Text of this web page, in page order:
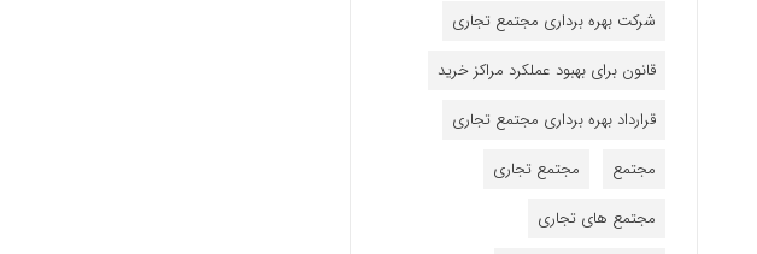
شرکت بهره برداری مجتمع تجاری
قانون برای بهبود عملکرد مراکز خرید
قرارداد بهره برداری مجتمع تجاری
مجتمع
مجتمع تجاری
مجتمع های تجاری